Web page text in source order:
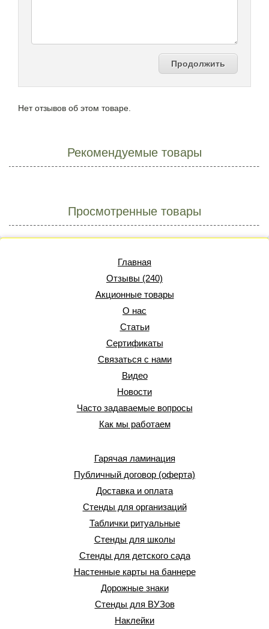
Продолжить
Нет отзывов об этом товаре.
Рекомендуемые товары
Просмотренные товары
Главная
Отзывы (240)
Акционные товары
О нас
Статьи
Сертификаты
Связаться с нами
Видео
Новости
Часто задаваемые вопросы
Как мы работаем
Гарячая ламинация
Публичный договор (оферта)
Доставка и оплата
Стенды для организаций
Таблички ритуальные
Стенды для школы
Стенды для детского сада
Настенные карты на баннере
Дорожные знаки
Стенды для ВУЗов
Наклейки